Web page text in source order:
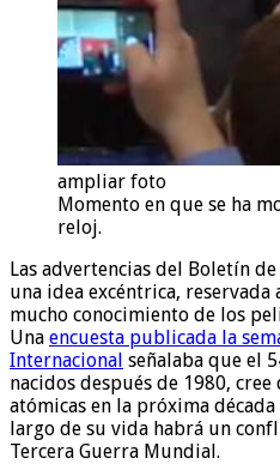
ampliar foto
Momento en que se ha
reloj.
Las advertencias del Boletín
una idea excéntrica, reservada
mucho conocimiento de los
Una encuesta publicada la
Internacional señalaba que el
nacidos después de 1980, cree
atómicas en la próxima
largo de su vida habrá un
Tercera Guerra Mundial.